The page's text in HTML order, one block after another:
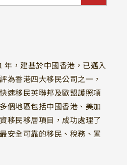
年，建基於中國香港，已邁入
為香港四大移民公司之一，
速移民英聯邦及歐盟護照項
個地區包括中國香港、美加
移民移居項目，成功處理了
安全可靠的移民、稅務、置